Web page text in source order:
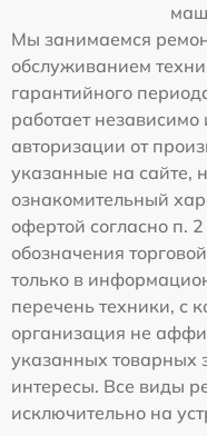
Мы занимаемся
обслуживанием
гарантийного
работает
авторизации от
указанные на сайте,
ознакомительный
офертой согласно п.
обозначения
только в
перечень техники, с
организация не
указанных товарных
интересы. Все виды
исключительно на